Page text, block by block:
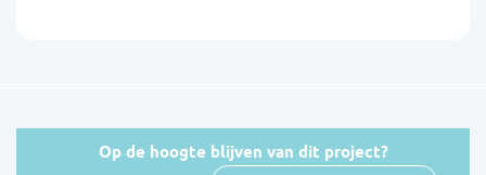
Op de hoogte blijven van dit project?